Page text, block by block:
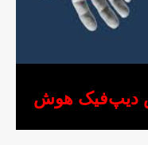
دیپ‌فیک هوش